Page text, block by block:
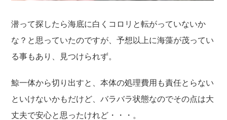
潜って探したら海底に白くコロリと転がっていないか
な？と思っていたのですが、予想以上に海藻が茂ってい
る事もあり、見つけられず。
鯨一体から切り出すと、本体の処理費用も責任とらない
といけないかもだけど、バラバラ状態なのでその点は大
丈夫で安心と思ったけれど・・・。